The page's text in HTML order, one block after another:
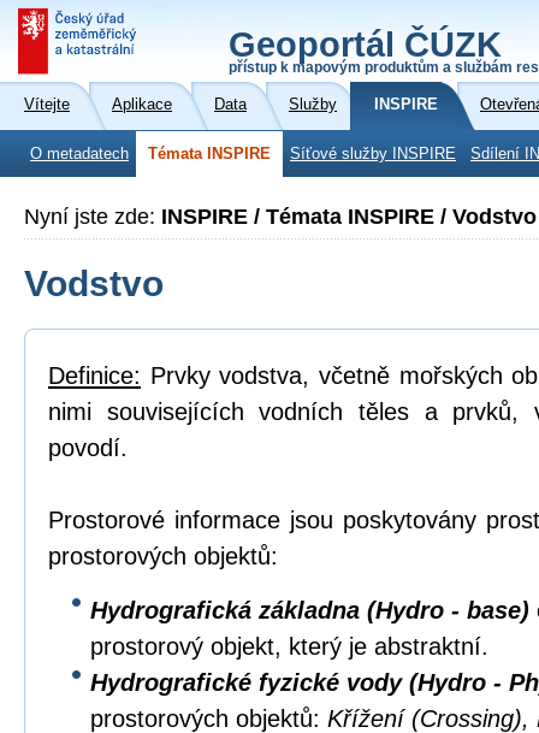
Geoportál ČÚZK
přístup k mapovým produktům a službám
Vítejte Aplikace Data Služby INSPIRE
O metadatech Témata INSPIRE Síťové služby INSPIRE Sdílení
Nyní jste zde: INSPIRE / Témata INSPIRE / Vodstvo
Vodstvo
Definice: Prvky vodstva, včetně mořských
nimi souvisejících vodních těles a prvků,
povodí.
Prostorové informace jsou poskytovány
prostorových objektů:
Hydrografická základna (Hydro - base)
prostorový objekt, který je abstraktní.
Hydrografické fyzické vody (Hydro -
prostorových objektů: Křížení (Crossing),